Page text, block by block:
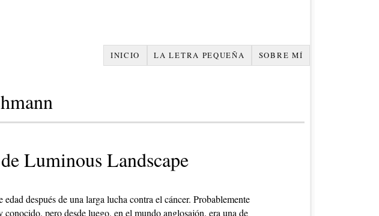
INICIO LA LETRA PEQUEÑA SOBRE MÍ
Luminous Landscape
edad después de una larga lucha contra el cáncer. Probablemente
pero desde luego, en el mundo anglosajón, era una de